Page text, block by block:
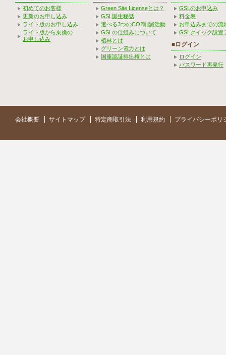
初めてのお客様
更新のお申し込み
ライト版のお申し込み
ライト版から乗換の
お申し込み
Green Site Licenseとは？
GSL誕生秘話
選べる3つのCO2削減活動
GSLの仕組みについて
植林とは
グリーン電力とは
国連認証排出権とは
GSLのお申込み
料金表
お申込みまでの流
GSLクイック設置
■ログイン
ログイン
パスワード再発行
会社概要 サイトマップ 特定商取引法 利用規約 プライバシーポリ